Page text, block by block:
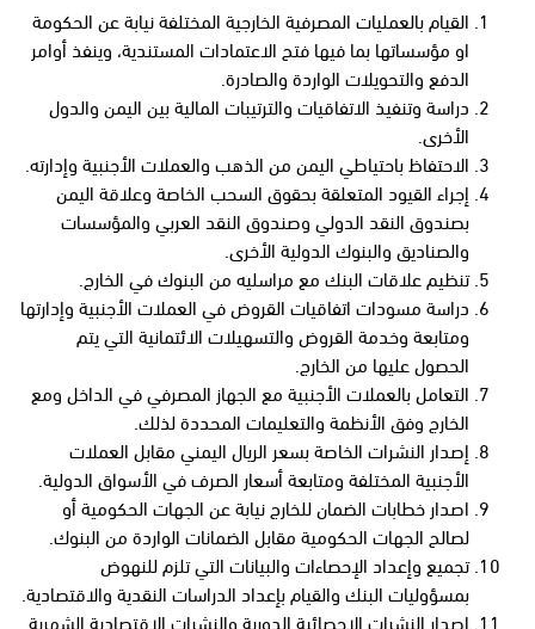
القيام بالعمليات المصرفية الخارجية المختلفة نيابة عن الحكومة
او مؤسساتها بما فيها فتح الاعتمادات المستندية، وينفذ أوامر
الدفع والتحويلات الواردة والصادرة.
دراسة وتنفيذ الاتفاقيات والترتيبات المالية بين اليمن والدول
الأخرى.
الاحتفاظ باحتياطي اليمن من الذهب والعملات الأجنبية وإدارته.
إجراء القيود المتعلقة بحقوق السحب الخاصة وعلاقة اليمن
بصندوق النقد الدولي وصندوق النقد العربي والمؤسسات
والصناديق والبنوك الدولية الأخرى.
تنظيم علاقات البنك مع مراسليه من البنوك في الخارج.
دراسة مسودات اتفاقيات القروض في العملات الأجنبية وإدارتها
ومتابعة وخدمة القروض والتسهيلات الائتمانية التي يتم
الحصول عليها من الخارج.
التعامل بالعملات الأجنبية مع الجهاز المصرفي في الداخل ومع
الخارج وفق الأنظمة والتعليمات المحددة لذلك.
إصدار النشرات الخاصة بسعر الريال اليمني مقابل العملات
الأجنبية المختلفة ومتابعة أسعار الصرف في الأسواق الدولية.
اصدار خطابات الضمان للخارج نيابة عن الجهات الحكومية أو
لصالح الجهات الحكومية مقابل الضمانات الواردة من البنوك.
تجميع وإعداد الإحصاءات والبيانات التي تلزم للنهوض
بمسؤوليات البنك والقيام بإعداد الدراسات النقدية والاقتصادية.
اصدار النشرات الإحصائية الدورية والنشرات الاقتصادية الشهرية